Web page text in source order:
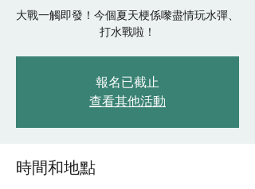
大戰一觸即發！今個夏天梗係嚟盡情玩水彈、
打水戰啦！
報名已截止
查看其他活動
時間和地點